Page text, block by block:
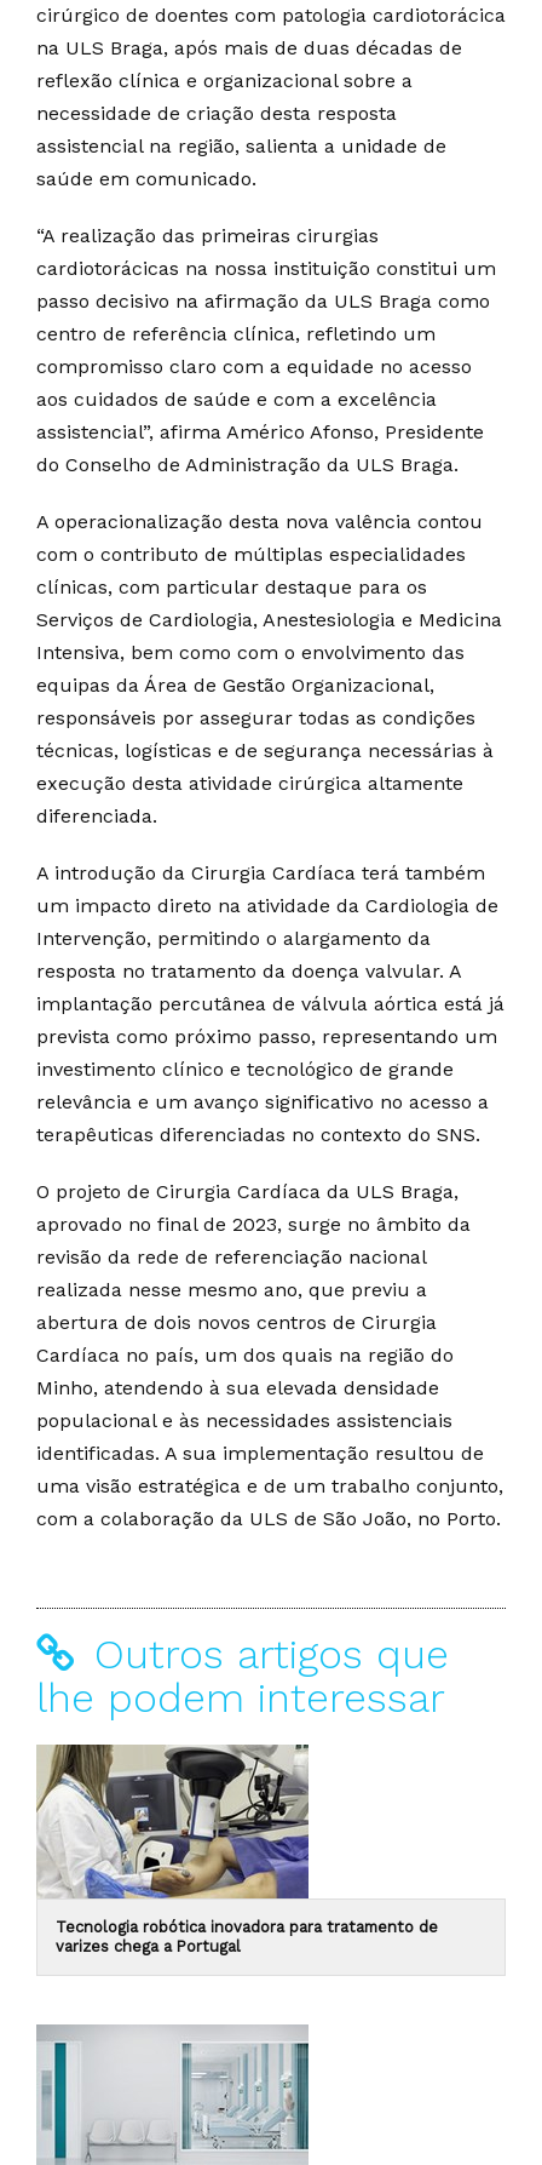
cirúrgico de doentes com patologia cardiotorácica
na ULS Braga, após mais de duas décadas de
reflexão clínica e organizacional sobre a
necessidade de criação desta resposta
assistencial na região, salienta a unidade de
saúde em comunicado.
“A realização das primeiras cirurgias
cardiotorácicas na nossa instituição constitui um
passo decisivo na afirmação da ULS Braga como
centro de referência clínica, refletindo um
compromisso claro com a equidade no acesso
aos cuidados de saúde e com a excelência
assistencial”, afirma Américo Afonso, Presidente
do Conselho de Administração da ULS Braga.
A operacionalização desta nova valência contou
com o contributo de múltiplas especialidades
clínicas, com particular destaque para os
Serviços de Cardiologia, Anestesiologia e Medicina
Intensiva, bem como com o envolvimento das
equipas da Área de Gestão Organizacional,
responsáveis por assegurar todas as condições
técnicas, logísticas e de segurança necessárias à
execução desta atividade cirúrgica altamente
diferenciada.
A introdução da Cirurgia Cardíaca terá também
um impacto direto na atividade da Cardiologia de
Intervenção, permitindo o alargamento da
resposta no tratamento da doença valvular. A
implantação percutânea de válvula aórtica está já
prevista como próximo passo, representando um
investimento clínico e tecnológico de grande
relevância e um avanço significativo no acesso a
terapêuticas diferenciadas no contexto do SNS.
O projeto de Cirurgia Cardíaca da ULS Braga,
aprovado no final de 2023, surge no âmbito da
revisão da rede de referenciação nacional
realizada nesse mesmo ano, que previu a
abertura de dois novos centros de Cirurgia
Cardíaca no país, um dos quais na região do
Minho, atendendo à sua elevada densidade
populacional e às necessidades assistenciais
identificadas. A sua implementação resultou de
uma visão estratégica e de um trabalho conjunto,
com a colaboração da ULS de São João, no Porto.
Outros artigos que
lhe podem interessar
Tecnologia robótica inovadora para tratamento de
varizes chega a Portugal